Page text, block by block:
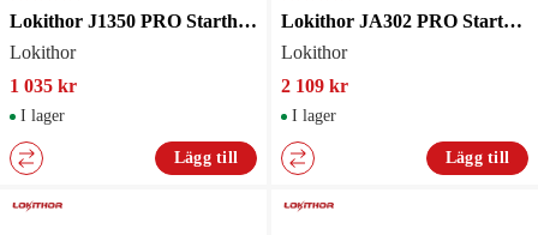
Lokithor J1350 PRO Starthjälp/startbooster
Lokithor
1 035 kr
I lager
Lägg till
Lokithor JA302 PRO Starthjälp 3000A med kompressor, powerbank och LED-lampa
Lokithor
2 109 kr
I lager
Lägg till